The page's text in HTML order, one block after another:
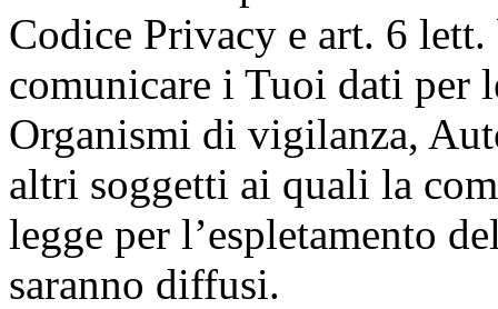
Codice Privacy e art. 6
comunicare i Tuoi dati per
Organismi di vigilanza,
altri soggetti ai quali la
legge per l’espletamento
saranno diffusi.